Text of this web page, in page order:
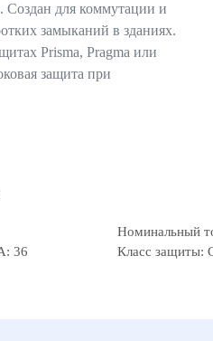
Создан для коммутации и
замыканий в зданиях.
Prisma, Pragma или
защита при
Номинальный
36
Класс защиты: